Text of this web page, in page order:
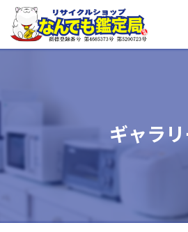
ギャラリ